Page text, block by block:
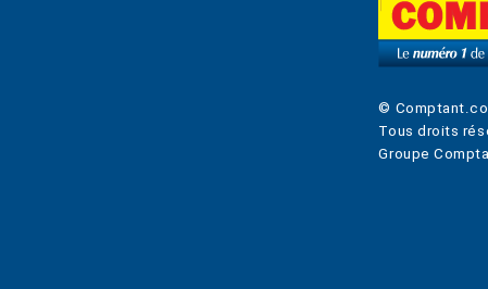
©
Tous droits
Groupe